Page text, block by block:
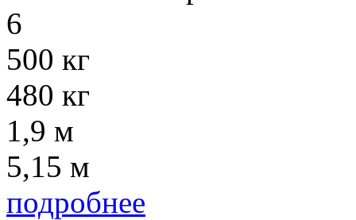
6
500 кг
480 кг
1,9 м
5,15 м
подробнее